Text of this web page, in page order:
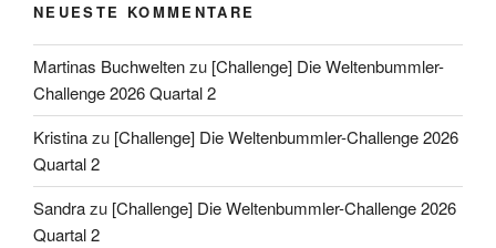
NEUESTE KOMMENTARE
Martinas Buchweltenzu [Challenge] Die Weltenbummler-
Challenge 2026 Quartal 2
Kristinazu [Challenge] Die Weltenbummler-Challenge 2026
Quartal 2
Sandrazu [Challenge] Die Weltenbummler-Challenge 2026
Quartal 2